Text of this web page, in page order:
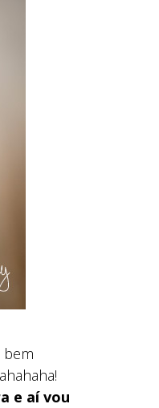
bem
e aí vou